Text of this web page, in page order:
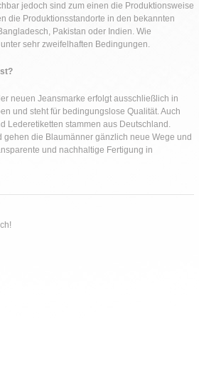
jedoch sind zum einen die Produktionsweise
die Produktionsstandorte in den bekannten
Pakistan oder Indien. Wie
sehr zweifelhaften Bedingungen.
neuen Jeansmarke erfolgt ausschließlich in
und steht für bedingungslose Qualität. Auch
Lederetiketten stammen aus Deutschland.
gehen die Blaumänner gänzlich neue Wege und
und nachhaltige Fertigung in